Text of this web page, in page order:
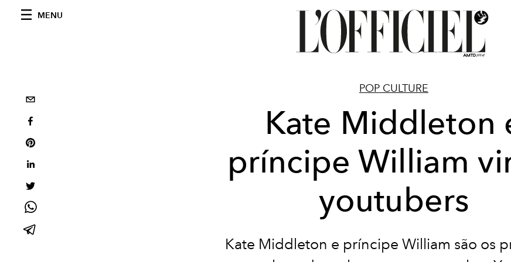
MENU
POP CULTURE
Kate Middleton
príncipe William
youtubers
Kate Middleton e príncipe William são os